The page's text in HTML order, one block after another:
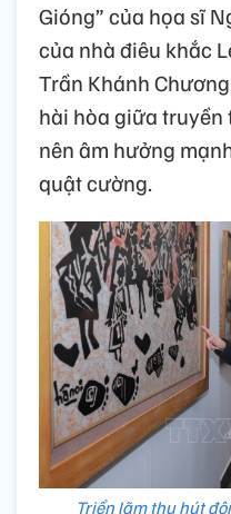
Gióng” của họa sĩ
của nhà điêu khắc
Trần Khánh
hài hòa giữa truyền
nên âm hưởng
quật cường.
Triển lãm thu hút